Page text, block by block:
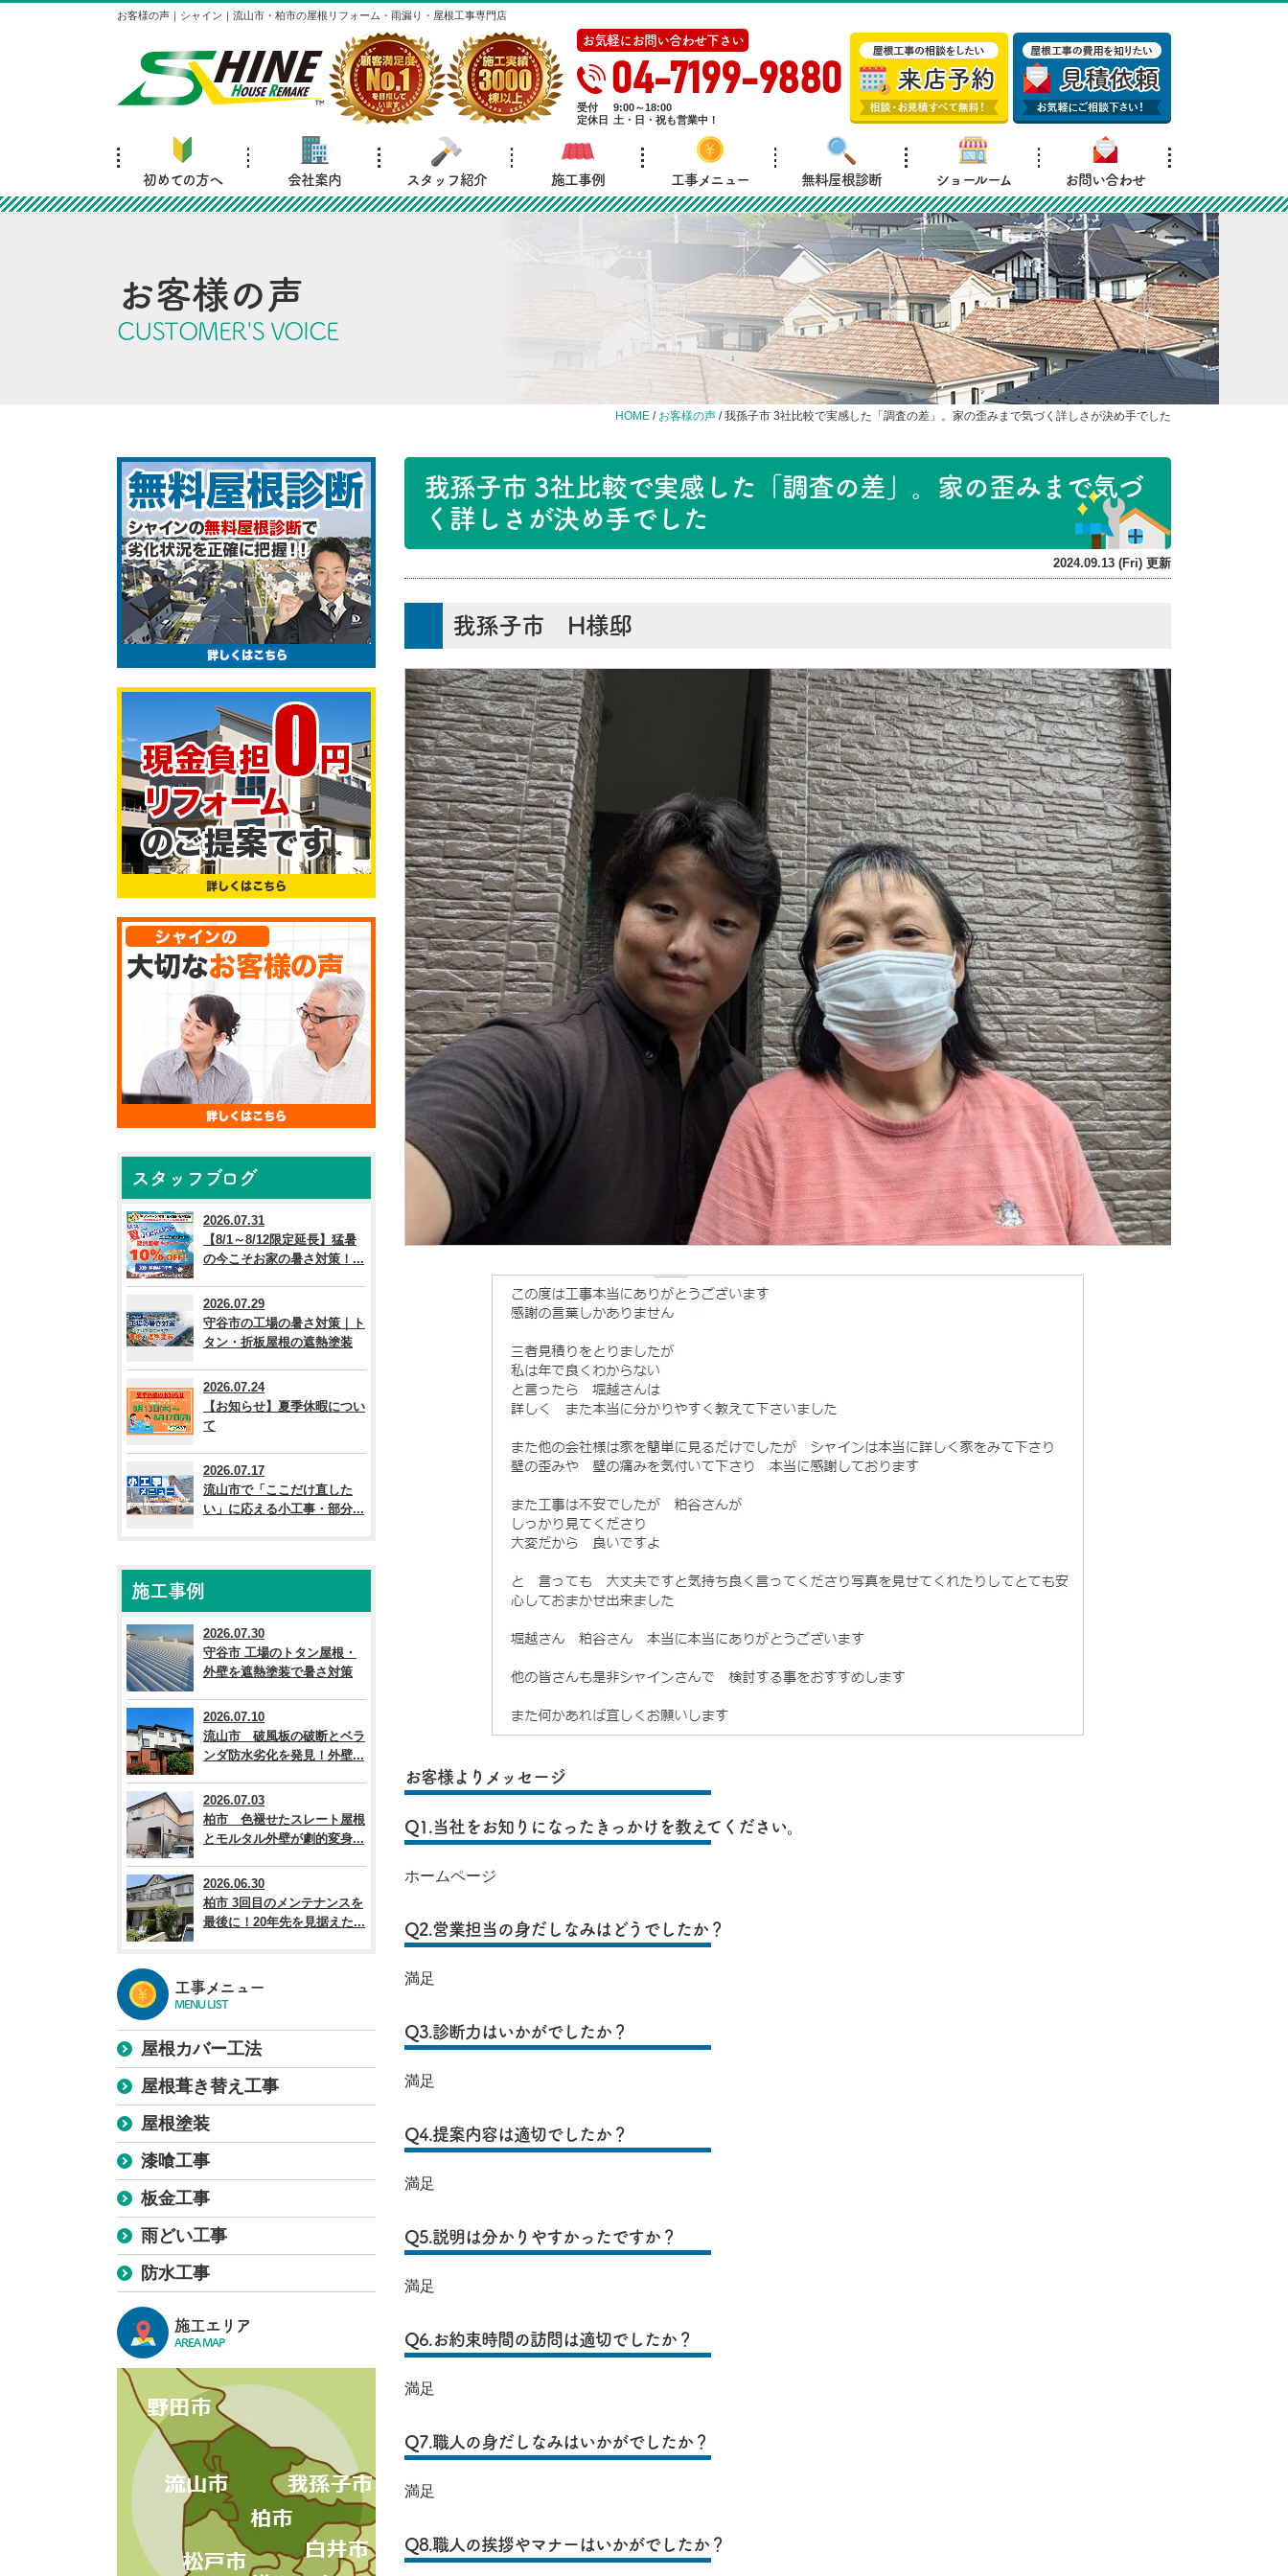
お客様の声｜シャイン｜流山市・柏市の屋根リフォーム・雨漏り・屋根工事専門店
お気軽にお問い合わせ下さい
04-7199-9880
受付
9:00～18:00
定休日
土・日・祝も営業中！
初めての方へ 会社案内 スタッフ紹介 施工事例 工事メニュー 無料屋根診断 ショールーム お問い合わせ
お客様の声
CUSTOMER'S VOICE
HOME / お客様の声 /我孫子市 3社比較で実感した「調査の差」。家の歪みまで気づく詳しさが決め手でした
我孫子市 3社比較で実感した「調査の差」。家の歪みまで気づ
く詳しさが決め手でした
2024.09.13 (Fri) 更新
我孫子市 H様邸
お客様よりメッセージ
Q1.当社をお知りになったきっかけを教えてください。
ホームページ
Q2.営業担当の身だしなみはどうでしたか？
満足
Q3.診断力はいかがでしたか？
満足
Q4.提案内容は適切でしたか？
満足
Q5.説明は分かりやすかったですか？
満足
Q6.お約束時間の訪問は適切でしたか？
満足
Q7.職人の身だしなみはいかがでしたか？
満足
Q8.職人の挨拶やマナーはいかがでしたか？
スタッフブログ
2026.07.31
【8/1～8/12限定延長】猛暑
の今こそお家の暑さ対策！...
2026.07.29
守谷市の工場の暑さ対策｜ト
タン・折板屋根の遮熱塗装
2026.07.24
【お知らせ】夏季休暇につい
て
2026.07.17
流山市で「ここだけ直した
い」に応える小工事・部分...
施工事例
2026.07.30
守谷市 工場のトタン屋根・
外壁を遮熱塗装で暑さ対策
2026.07.10
流山市 破風板の破断とベラ
ンダ防水劣化を発見！外壁...
2026.07.03
柏市 色褪せたスレート屋根
とモルタル外壁が劇的変身...
2026.06.30
柏市 3回目のメンテナンスを
最後に！20年先を見据えた...
工事メニュー
MENU LIST
屋根カバー工法
屋根葺き替え工事
屋根塗装
漆喰工事
板金工事
雨どい工事
防水工事
施工エリア
AREA MAP